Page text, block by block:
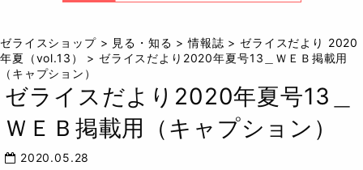
ゼライスショップ> 見る・知る >情報誌 > ゼライスだより 2020
年夏（vol.13）
> ゼライスだより2020年夏号13＿ＷＥＢ掲載用
（キャプション）
ゼライスだより2020年夏号13＿
ＷＥＢ掲載用（キャプション）
2020.05.28